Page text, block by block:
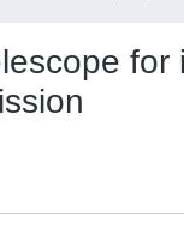
for